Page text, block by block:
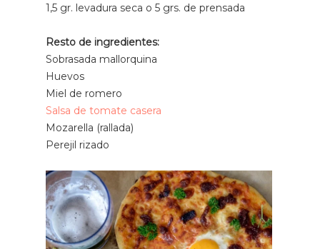
1,5 gr. levadura seca o 5 grs. de prensada
Resto de ingredientes:
Sobrasada mallorquina
Huevos
Miel de romero
Salsa de tomate casera
Mozarella (rallada)
Perejil rizado